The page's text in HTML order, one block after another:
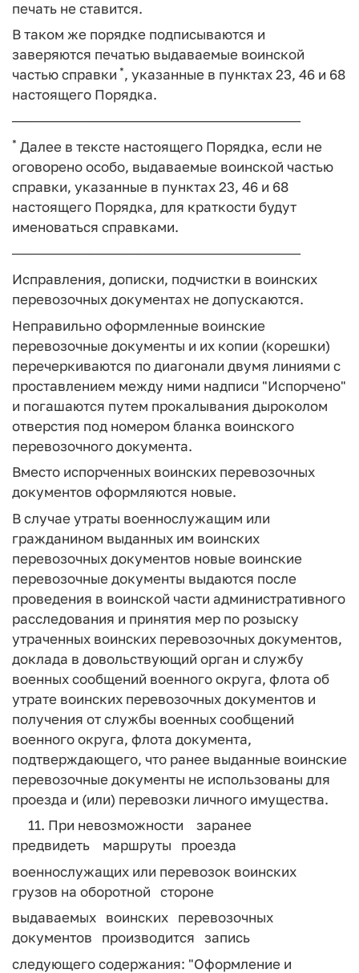
печать не ставится.
В таком же порядке подписываются и
заверяются печатью выдаваемые воинской
частью справки *, указанные в пунктах 23, 46 и 68
настоящего Порядка.
──────────────────────────────
* Далее в тексте настоящего Порядка, если не
оговорено особо, выдаваемые воинской частью
справки, указанные в пунктах 23, 46 и 68
настоящего Порядка, для краткости будут
именоваться справками.
──────────────────────────────
Исправления, дописки, подчистки в воинских
перевозочных документах не допускаются.
Неправильно оформленные воинские
перевозочные документы и их копии (корешки)
перечеркиваются по диагонали двумя линиями с
проставлением между ними надписи "Испорчено"
и погашаются путем прокалывания дыроколом
отверстия под номером бланка воинского
перевозочного документа.
Вместо испорченных воинских перевозочных
документов оформляются новые.
В случае утраты военнослужащим или
гражданином выданных им воинских
перевозочных документов новые воинские
перевозочные документы выдаются после
проведения в воинской части административного
расследования и принятия мер по розыску
утраченных воинских перевозочных документов,
доклада в довольствующий орган и службу
военных сообщений военного округа, флота об
утрате воинских перевозочных документов и
получения от службы военных сообщений
военного округа, флота документа,
подтверждающего, что ранее выданные воинские
перевозочные документы не использованы для
проезда и (или) перевозки личного имущества.
11. При невозможности заранее
предвидеть маршруты проезда
военнослужащих или перевозок воинских
грузов на оборотной стороне
выдаваемых воинских перевозочных
документов производится запись
следующего содержания: "Оформление и